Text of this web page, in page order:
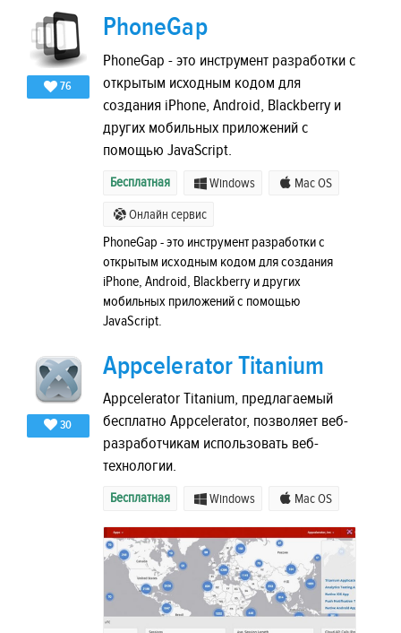
76
PhoneGap
PhoneGap - это инструмент разработки с
открытым исходным кодом для
создания iPhone, Android, Blackberry и
других мобильных приложений с
помощью JavaScript.
Бесплатная Windows Mac OS
Онлайн сервис
PhoneGap - это инструмент разработки с
открытым исходным кодом для создания
iPhone, Android, Blackberry и других
мобильных приложений с помощью
JavaScript.
30
Appcelerator Titanium
Appcelerator Titanium, предлагаемый
бесплатно Appcelerator, позволяет веб-
разработчикам использовать веб-
технологии.
Бесплатная Windows Mac OS